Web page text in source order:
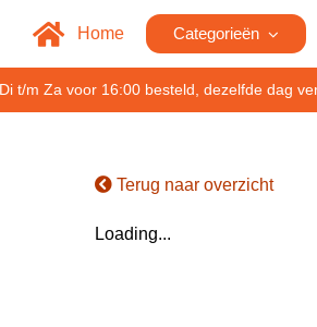
Home Categorieën
t/m Za voor 16:00 besteld, dezelfde dag
Terug naar overzicht
Loading...